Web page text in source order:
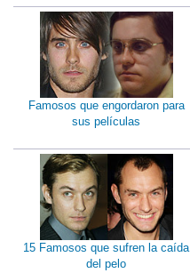
Famosos que engordaron para
sus películas
15 Famosos que sufren la caída
del pelo